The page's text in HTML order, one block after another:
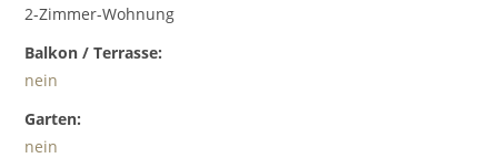
2-Zimmer-Wohnung
Balkon / Terrasse:
nein
Garten:
nein